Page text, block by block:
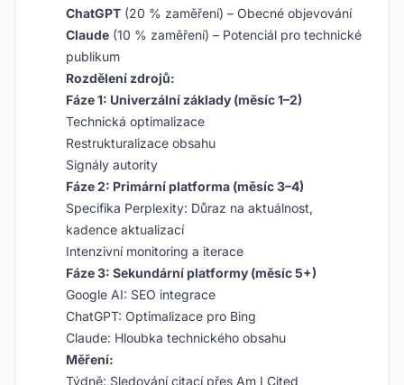
ChatGPT (20 % zaměření) – Obecné objevování
Claude (10 % zaměření) – Potenciál pro technické
publikum
Rozdělení zdrojů:
Fáze 1: Univerzální základy (měsíc 1–2)
Technická optimalizace
Restrukturalizace obsahu
Signály autority
Fáze 2: Primární platforma (měsíc 3–4)
Specifika Perplexity: Důraz na aktuálnost,
kadence aktualizací
Intenzivní monitoring a iterace
Fáze 3: Sekundární platformy (měsíc 5+)
Google AI: SEO integrace
ChatGPT: Optimalizace pro Bing
Claude: Hloubka technického obsahu
Měření:
Týdně: Sledování citací přes Am I Cited